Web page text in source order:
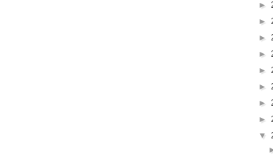
►
►
►
►
►
►
►
►
▼